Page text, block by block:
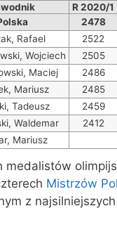
R 2020/1
2478
Rafael 2522
Wojciech 2505
Maciej 2486
Mariusz 2485
Tadeusz 2459
Waldemar 2412
Mariusz
medalistów
Mistrzów
z